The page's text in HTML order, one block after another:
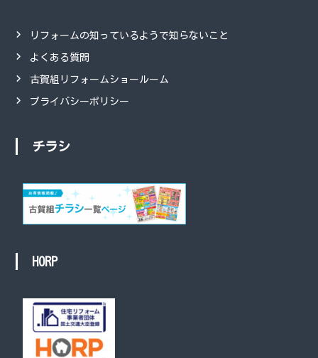
リフォームの知っているようで知らないこと
よくある質問
古賀組リフォームショールーム
プライバシーポリシー
チラシ
HORP